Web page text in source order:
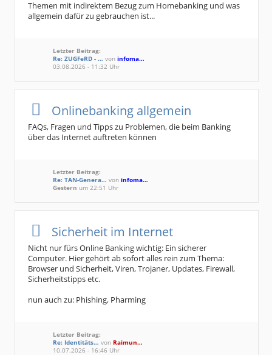
Themen mit indirektem Bezug zum Homebanking und was
allgemein dafür zu gebrauchen ist...
Letzter Beitrag:
Re: ZUGFeRD - … von infoma…
03.08.2026 - 11:32 Uhr
Onlinebanking allgemein
FAQs, Fragen und Tipps zu Problemen, die beim Banking
über das Internet auftreten können
Letzter Beitrag:
Re: TAN-Genera… von infoma…
Gestern um 22:51 Uhr
Sicherheit im Internet
Nicht nur fürs Online Banking wichtig: Ein sicherer
Computer. Hier gehört ab sofort alles rein zum Thema:
Browser und Sicherheit, Viren, Trojaner, Updates, Firewall,
Sicherheitstipps etc.
nun auch zu: Phishing, Pharming
Letzter Beitrag:
Re: Identitäts… von Raimun…
10.07.2026 - 16:46 Uhr